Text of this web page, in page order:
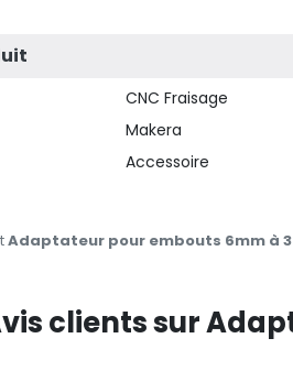
CNC Fraisage
Makera
Accessoire
Adaptateur pour embouts 6mm à
clients sur